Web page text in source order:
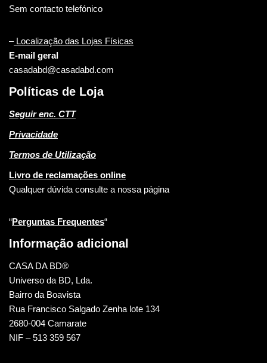
Sem contacto telefónico
–Localização das Lojas Físicas
E-mail geral
casadabd@casadabd.com
Políticas de Loja
Seguir enc. CTT
Privacidade
Termos de Utilização
Livro de reclamações online
Qualquer dúvida consulte a nossa página
“Perguntas Frequentes“
Informação adicional
CASA DA BD®
Universo da BD, Lda.
Bairro da Boavista
Rua Francisco Salgado Zenha lote 134
2680-004 Camarate
NIF – 513 359 567